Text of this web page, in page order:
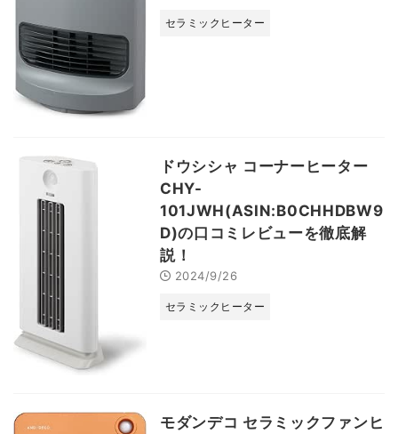
セラミックヒーター
ドウシシャ コーナーヒーター
CHY-
101JWH(ASIN:B0CHHDBW9
D)の口コミレビューを徹底解
説！
2024/9/26
セラミックヒーター
モダンデコ セラミックファンヒ